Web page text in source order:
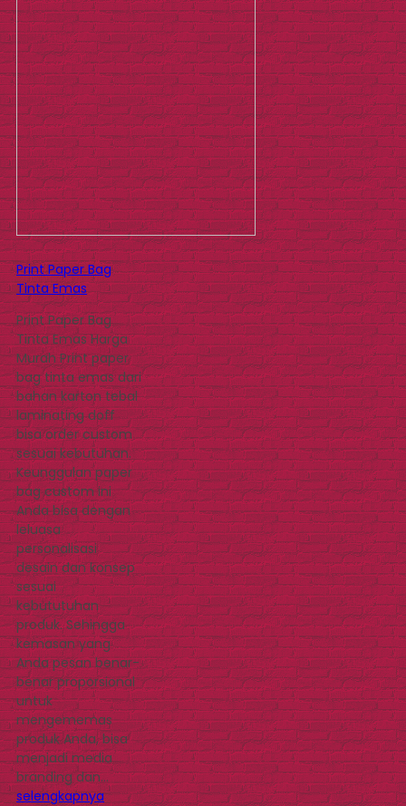
Print Paper Bag
Tinta Emas
Print Paper Bag
Tinta Emas Harga
Murah Print paper
bag tinta emas dari
bahan karton tebal
laminating doff
bisa order custom
sesuai kebutuhan.
Keunggulan paper
bag custom ini
Anda bisa dengan
leluasa
personalisasi
desain dan konsep
sesuai
kebututuhan
produk. Sehingga
kemasan yang
Anda pesan benar-
benar proporsional
untuk
mengememas
produk Anda, bisa
menjadi media
branding dan…
selengkapnya